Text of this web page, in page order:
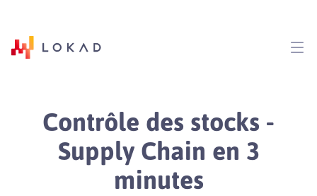
Contrôle des stocks -
Supply Chain en 3
minutes